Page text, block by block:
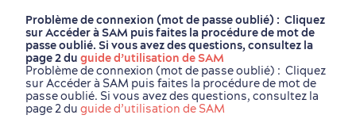
Problème de connexion (mot de passe oublié) : Cliquez
sur Accéder à SAM puis faites la procédure de mot de
passe oublié. Si vous avez des questions, consultez la
page 2 du guide d’utilisation de SAM
Problème de connexion (mot de passe oublié) : Cliquez
sur Accéder à SAM puis faites la procédure de mot de
passe oublié. Si vous avez des questions, consultez la
page 2 du guide d’utilisation de SAM